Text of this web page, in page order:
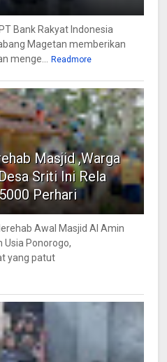
Bank Rakyat Indonesia
Magetan memberikan
menge...
Readmore
Masjid ,Warga
Sriti Ini Rela
Perhari
Awal Masjid Al Amin
Usia Ponorogo,
yang patut